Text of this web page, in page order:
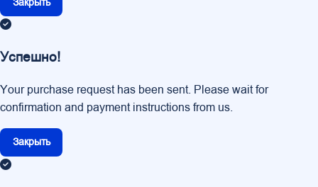
Успешно!
Your purchase request has been sent. Please wait for
confirmation and payment instructions from us.
Закрыть